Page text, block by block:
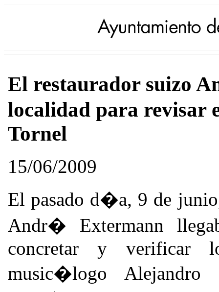
El restaurador suizo
localidad para revisar
Tornel
15/06/2009
El pasado d�a, 9 de
Andr� Extermann
concretar y verificar
music�logo